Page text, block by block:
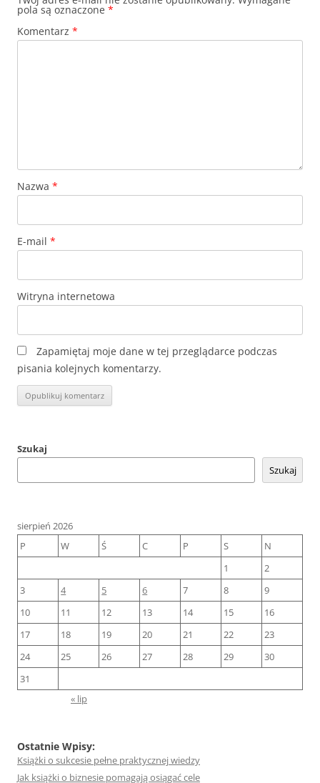
pola są oznaczone *
Komentarz *
Nazwa *
E-mail *
Witryna internetowa
Zapamiętaj moje dane w tej przeglądarce podczas
pisania kolejnych komentarzy.
Szukaj
Szukaj
sierpień 2026
P
W Ś C P S
N
1
2
3
4 5 6 7 8
9
10
11 12 13 14 15
16
17
18 19 20 21 22
23
24
25 26 27 28 29
30
31
« lip
Ostatnie Wpisy:
Książki o sukcesie pełne praktycznej wiedzy
Jak książki o biznesie pomagają osiągać cele